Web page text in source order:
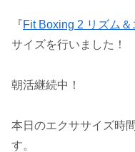
『Fit Boxing 2 リズム
サイズを行いました！
朝活継続中！
本日のエクササイズ時
す。